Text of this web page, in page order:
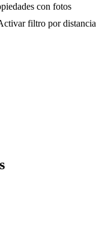
con fotos
filtro por distancia